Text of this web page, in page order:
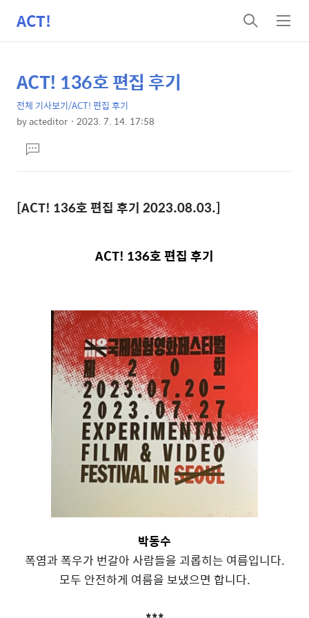
ACT!
검
색
메
뉴
상
세
컨
텐
츠
본
문
제
목
ACT! 136호 편집 후기
전체 기사보기/ACT! 편집 후기
byacteditor 2023. 7. 14. 17:58
문댓
글
[ACT! 136호 편집 후기 2023.08.03.]
ACT! 136호 편집 후기
박동수
폭염과 폭우가 번갈아 사람들을 괴롭히는 여름입니다.
모두 안전하게 여름을 보냈으면 합니다.